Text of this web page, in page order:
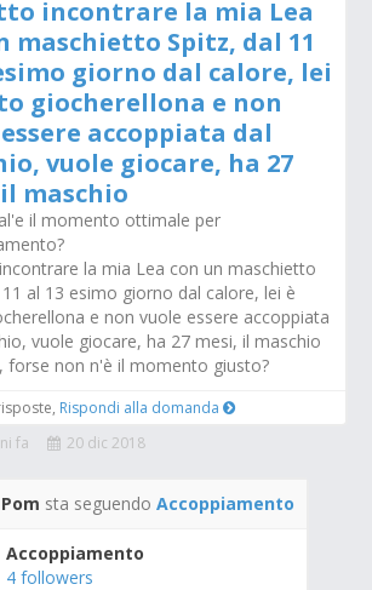
incontrare la mia Lea
maschietto Spitz, dal 11
giorno dal calore, lei
giocherellona e non
accoppiata dal
vuole giocare, ha 27
maschio
il momento ottimale per
la mia Lea con un maschietto
al 13 esimo giorno dal calore, lei è
e non vuole essere accoppiata
vuole giocare, ha 27 mesi, il maschio
forse non n'è il momento giusto?
Rispondi alla domanda
fa
20 dic 2018
sta seguendo Accoppiamento
Accoppiamento
4 followers